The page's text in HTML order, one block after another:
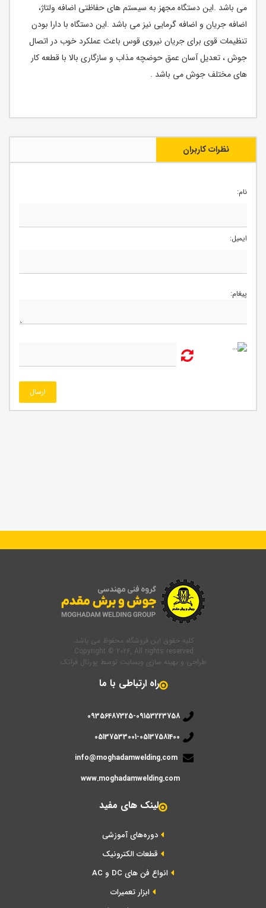
می باشد .این دستگاه مجهز به سیستم های حفاظتی اضافه ولتاژ،
اضافه جریان و اضافه گرمایی نیز می باشد .این دستگاه با دارا بودن
تنظیمات قوی برای جریان نیروی قوس باعث عملکرد خوب در اتصال
جوش ، تعدیل آسان عمق حوضچه مذاب و سازگاری بالا با قطعه کار
های مختلف جوش می باشد .
نظرات کاربران
نام:
ایمیل:
پیغام:
ارسال
کلیه حقوق این فروشگاه محفوظ می باشد.
Copyright © 2026, All rights reserved.
طراحی و بهینه سازی وبسایت توسط پورتال فراتک
راه ارتباطی با ما
09356487325-09153223758
05137533001-05137581400
info@moghadamwelding.com
www.moghadamwelding.com
لینک های مفید
دوره‌های آموزشی
قطعات الکترونیک
انواع فن های DC و AC
ابزار تعمیرات